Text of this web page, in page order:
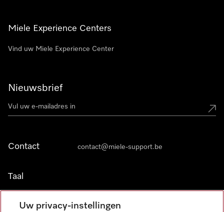
Miele Experience Centers
Vind uw Miele Experience Center
Nieuwsbrief
Contact contact@miele-support.be
Taal
NEDERLANDS
Uw privacy-instellingen